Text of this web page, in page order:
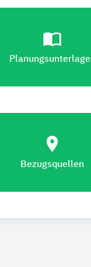
import_contacts
location_on
Bezugsquellen